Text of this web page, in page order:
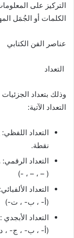
التركيز على
الكلمات أو الجُمَل
عناصر الفن الكتابي
التعداد
وذلك بتعداد
التعداد الآتية:
التعداد اللفظي:
نقطة.
التعداد
( – ، – ، -)
التعداد
(أ- ، ب- ، ت-)
التعداد
(أ- ، ب- ، ج- ،